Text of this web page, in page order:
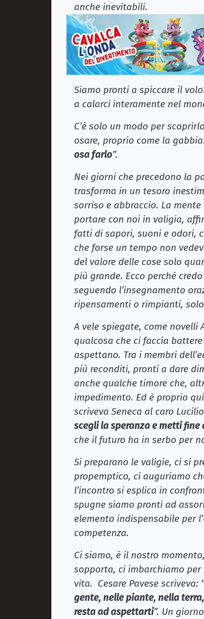
anche inevitabili.
Siamo pronti a spiccare il
a calarci interamente nel
C’è solo un modo per
osare, proprio come la
osa farlo”.
Nei giorni che precedono la
trasforma in un tesoro
sorriso e abbraccio. La
portare con noi in valigia,
fatti di sapori, suoni e odori,
che forse un tempo non
del valore delle cose solo
più grande. Ecco perché
seguendo l’insegnamento
ripensamenti o rimpianti,
A vele spiegate, come
qualcosa che ci faccia
aspettano. Tra i membri
più reconditi, pronti a dare
anche qualche timore che,
impedimento. Ed è proprio
scriveva Seneca al caro
scegli la speranza e metti
che il futuro ha in serbo per
Si preparano le valigie, ci si
propemptico, ci auguriamo
l’incontro si esplica in
spugne siamo pronti ad
elemento indispensabile per
competenza.
Ci siamo, è il nostro
sopporta, ci imbarchiamo
vita. Cesare Pavese scriveva:
gente, nelle piante, nella
resta ad aspettarti”. Un